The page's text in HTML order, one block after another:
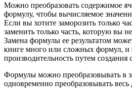
Можно преобразовать содержимое
формулу, чтобы вычисляемое
Если вы хотите заморозить только
заменить только часть, которую вы
Замена формулы ее результатом
книге много или сложных формул, и
производительность путем создания
Формулы можно преобразовывать в
одновременно преобразовывать весь